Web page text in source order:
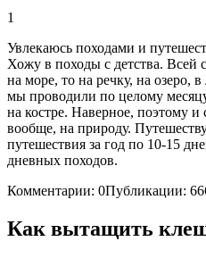
1
Увлекаюсь походами и
Хожу в походы с детства. Всей
на море, то на речку, на озеро,
мы проводили по целому
на костре. Наверное, поэтому и
вообще, на природу.
путешествия за год по 10-15
дневных походов.
Комментарии: 0Публикации:
Как вытащить